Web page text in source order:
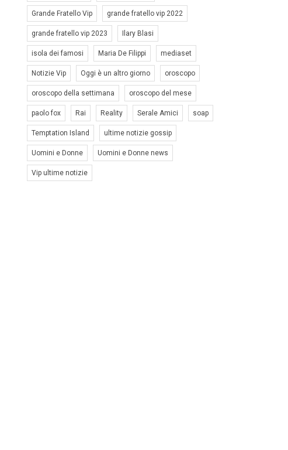
Grande Fratello Vip grande fratello vip 2022
grande fratello vip 2023 Ilary Blasi
isola dei famosi Maria De Filippi mediaset
Notizie Vip Oggi è un altro giorno oroscopo
oroscopo della settimana oroscopo del mese
paolo fox Rai Reality Serale Amici soap
Temptation Island ultime notizie gossip
Uomini e Donne Uomini e Donne news
Vip ultime notizie